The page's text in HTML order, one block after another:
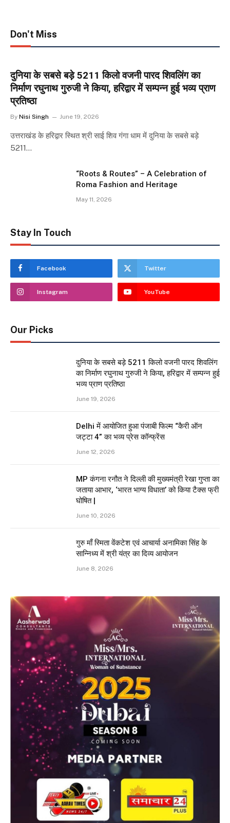
Don't Miss
दुनिया के सबसे बड़े 5211 किलो वजनी पारद शिवलिंग का
निर्माण रघुनाथ गुरुजी ने किया, हरिद्वार में सम्पन्न हुई भव्य प्राण
प्रतिष्ठा
By Nisi Singh June 19, 2026
उत्तराखंड के हरिद्वार स्थित श्री साई शिव गंगा धाम में दुनिया के सबसे बड़े
5211…
“Roots & Routes” – A Celebration of
Roma Fashion and Heritage
May 11, 2026
Stay In Touch
Facebook Twitter
Instagram YouTube
Our Picks
दुनिया के सबसे बड़े 5211 किलो वजनी पारद शिवलिंग
का निर्माण रघुनाथ गुरुजी ने किया, हरिद्वार में सम्पन्न हुई
भव्य प्राण प्रतिष्ठा
June 19, 2026
Delhi में आयोजित हुआ पंजाबी फिल्म “कैरी ऑन
जट्टा 4” का भव्य प्रेस कॉन्फ्रेंस
June 12, 2026
MP कंगना रनौत ने दिल्ली की मुख्यमंत्री रेखा गुप्ता का
जताया आभार, ‘भारत भाग्य विधाता’ को किया टैक्स फ्री
घोषित |
June 10, 2026
गुरु माँ स्मिता वेंकटेश एवं आचार्या अनामिका सिंह के
सान्निध्य में श्री यंत्र का दिव्य आयोजन
June 8, 2026